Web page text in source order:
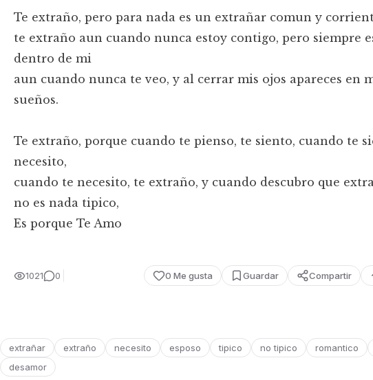
Te extraño, pero para nada es un extrañar comun y
te extraño aun cuando nunca estoy contigo, pero siempre
dentro de mi
aun cuando nunca te veo, y al cerrar mis ojos apareces en
sueños.
Te extraño, porque cuando te pienso, te siento, cuando te
necesito,
cuando te necesito, te extraño, y cuando descubro que
no es nada tipico,
Es porque Te Amo
1021 0 0 Me gusta Guardar Compartir
extrañar extraño necesito esposo tipico no tipico romantico
desamor